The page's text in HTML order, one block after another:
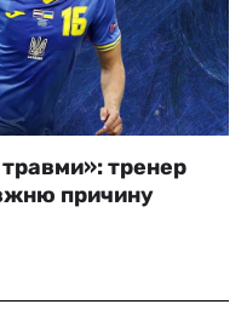
тренер
причину